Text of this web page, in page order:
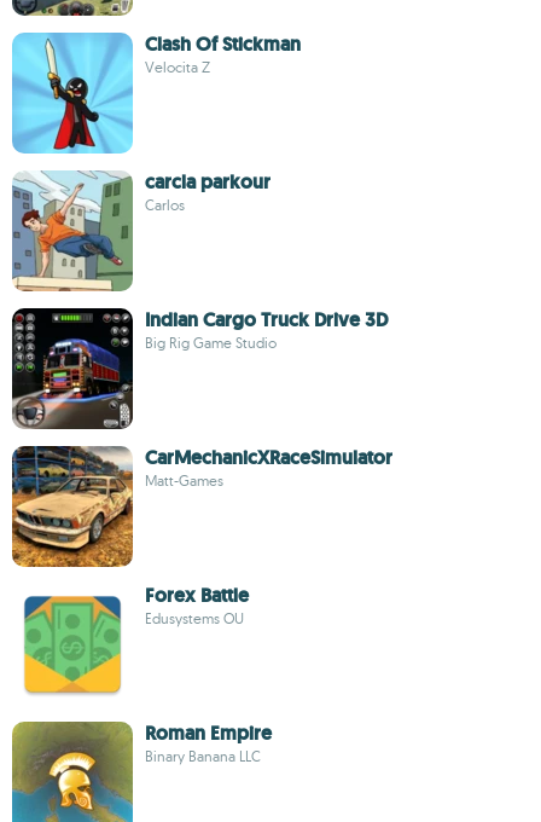
Clash Of Stickman
Velocita Z
carcla parkour
Carlos
Indian Cargo Truck Drive 3D
Big Rig Game Studio
CarMechanicXRaceSimulator
Matt-Games
Forex Battle
Edusystems OU
Roman Empire
Binary Banana LLC